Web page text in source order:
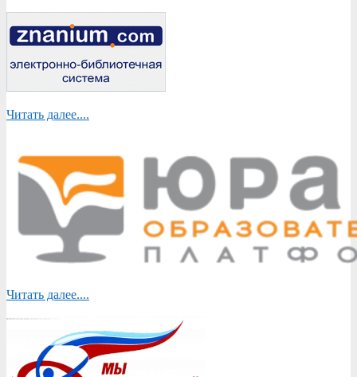
Читать далее....
Читать далее....